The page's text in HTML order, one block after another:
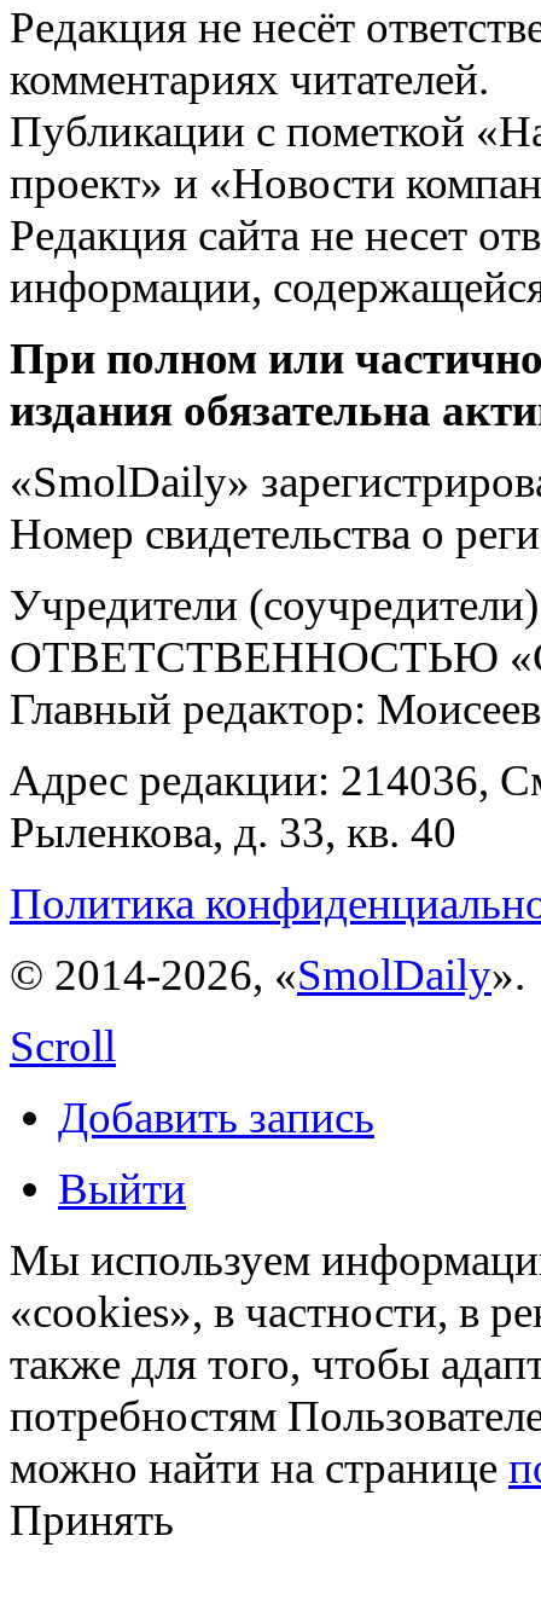
Редакция не несёт
комментариях читателей.
Публикации с пометкой
проект» и «Новости
Редакция сайта не несет
информации,
При полном или
издания обязательна
«SmolDaily»
Номер свидетельства о
Учредители
ОТВЕТСТВЕННОСТЬЮ
Главный редактор:
Адрес редакции: 214036,
Рыленкова, д. 33, кв. 40
Политика
© 2014-2026, «SmolDaily».
Scroll
Добавить запись
Выйти
Мы используем
«cookies», в частности, в
также для того, чтобы
потребностям
можно найти на странице
Принять